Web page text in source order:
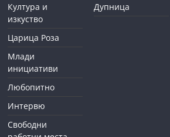
Култура и
изкуство
Царица Роза
Млади
инициативи
Любопитно
Интервю
Свободни
Дупница